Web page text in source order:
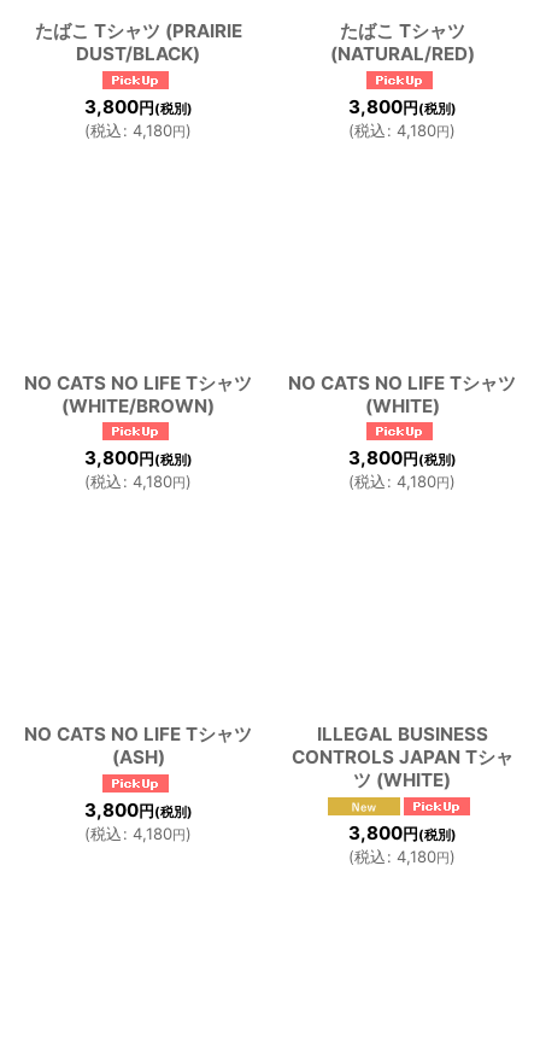
たばこ Tシャツ (PRAIRIE
DUST/BLACK)
3,800円(税別)
(税込: 4,180円)
たばこ Tシャツ
(NATURAL/RED)
3,800円(税別)
(税込: 4,180円)
NO CATS NO LIFE Tシャツ
(WHITE/BROWN)
3,800円 (税別)
(税込: 4,180円)
NO CATS NO LIFE Tシャツ
(WHITE)
3,800円 (税別)
(税込: 4,180円)
NO CATS NO LIFE Tシャツ
(ASH)
3,800円 (税別)
(税込: 4,180円)
ILLEGAL BUSINESS
CONTROLS JAPAN Tシャ
ツ (WHITE)
3,800円 (税別)
(税込: 4,180円)